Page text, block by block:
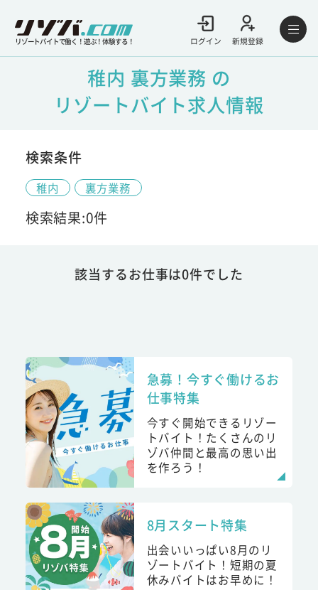
リゾートバイトで働く！遊ぶ！体験する！ ログイン 新規登録
稚内 裏方業務 の
リゾートバイト求人情報
検索条件
稚内 裏方業務
検索結果:0件
該当するお仕事は0件でした
急募！今すぐ働けるお
仕事特集
今すぐ開始できるリゾー
トバイト！たくさんのリ
ゾバ仲間と最高の思い出
を作ろう！
8月スタート特集
出会いいっぱい8月のリ
ゾートバイト！短期の夏
休みバイトはお早めに！